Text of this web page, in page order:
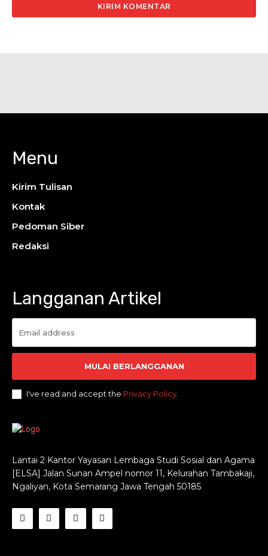
Lantai 2 Kantor Yayasan Lembaga Studi Sosial dan Agama
[ELSA] Jalan Sunan Ampel nomor 11, Kelurahan Tambakaji,
Ngaliyan, Kota Semarang Jawa Tengah 50185
Langganan Artikel
MULAI BERLANGGANAN
I've read and accept the Privacy Policy.
Menu
Kirim Tulisan
Kontak
Pedoman Siber
Redaksi